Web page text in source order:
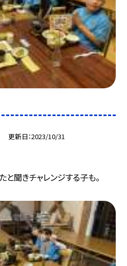
更新日 2023/10/31
聞きチャレンジする子も。